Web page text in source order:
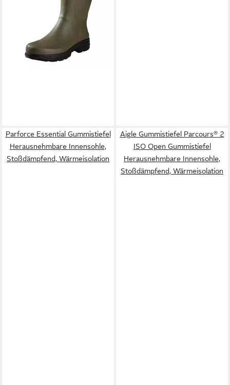
Parforce Essential Gummistiefel
Herausnehmbare Innensohle,
Stoßdämpfend, Wärmeisolation
Aigle Gummistiefel Parcours® 2
ISO Open Gummistiefel
Herausnehmbare Innensohle,
Stoßdämpfend, Wärmeisolation